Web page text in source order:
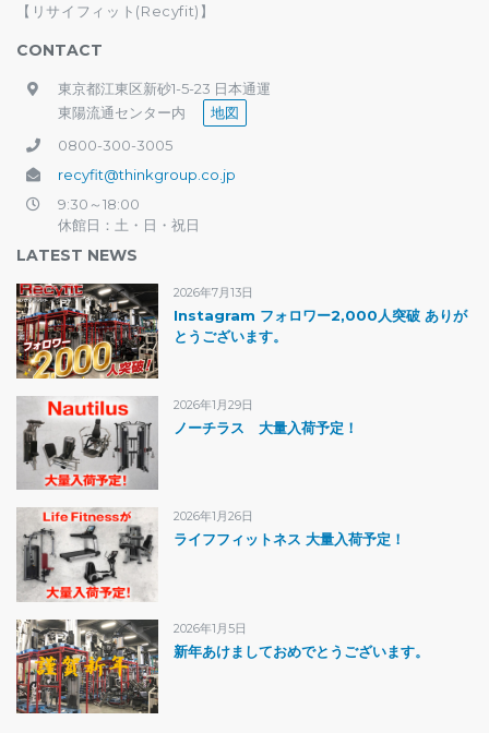
【リサイフィット(Recyfit)】
CONTACT
東京都江東区新砂1-5-23 日本通運
東陽流通センター内
地図
0800-300-3005
recyfit@thinkgroup.co.jp
9:30～18:00
休館日：土・日・祝日
LATEST NEWS
2026年7月13日
Instagram フォロワー2,000人突破 ありが
とうございます。
2026年1月29日
ノーチラス 大量入荷予定！
2026年1月26日
ライフフィットネス 大量入荷予定！
2026年1月5日
新年あけましておめでとうございます。